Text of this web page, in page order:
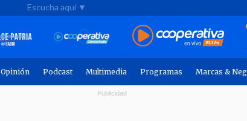
Escucha aquí ▼
Opinión Podcast Multimedia Programas Marcas &